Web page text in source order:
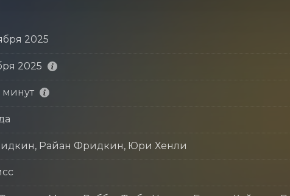
2025
2025
минут
Райан Фридкин, Юри Хенли